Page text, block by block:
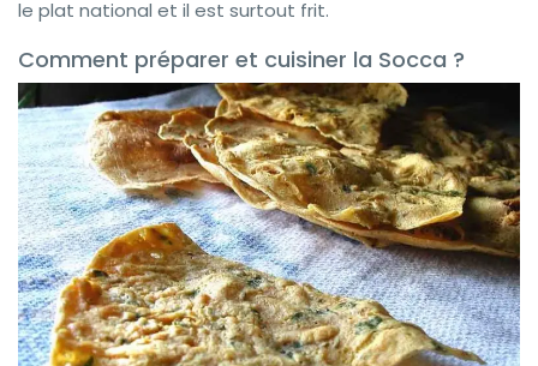
le plat national et il est surtout frit.
Comment préparer et cuisiner la Socca ?